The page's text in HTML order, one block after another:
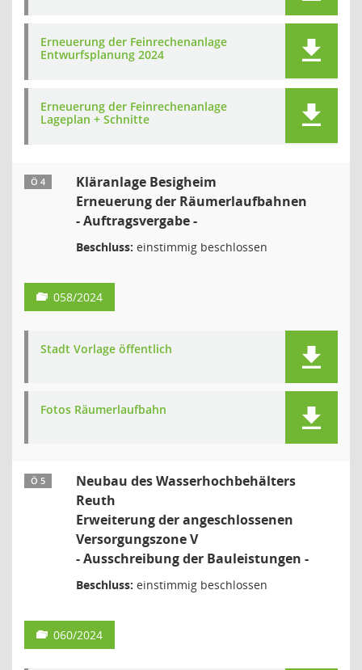
Erneuerung der Feinrechenanlage
Entwurfsplanung 2024
Erneuerung der Feinrechenanlage
Lageplan + Schnitte
Ö 4
Kläranlage Besigheim
Erneuerung der Räumerlaufbahnen
- Auftragsvergabe -
Beschluss: einstimmig beschlossen
058/2024
Stadt Vorlage öffentlich
Fotos Räumerlaufbahn
Ö 5
Neubau des Wasserhochbehälters
Reuth
Erweiterung der angeschlossenen
Versorgungszone V
- Ausschreibung der Bauleistungen -
Beschluss: einstimmig beschlossen
060/2024